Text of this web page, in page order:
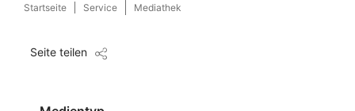
Startseite Service Mediathek
Seite teilen